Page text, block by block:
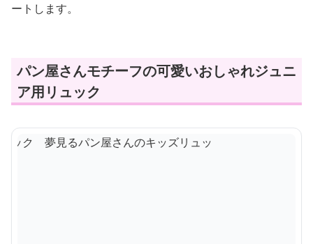
ートします。
パン屋さんモチーフの可愛いおしゃれジュニ
ア用リュック